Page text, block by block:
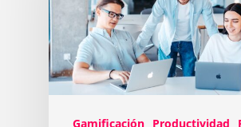
Gamificación Productividad